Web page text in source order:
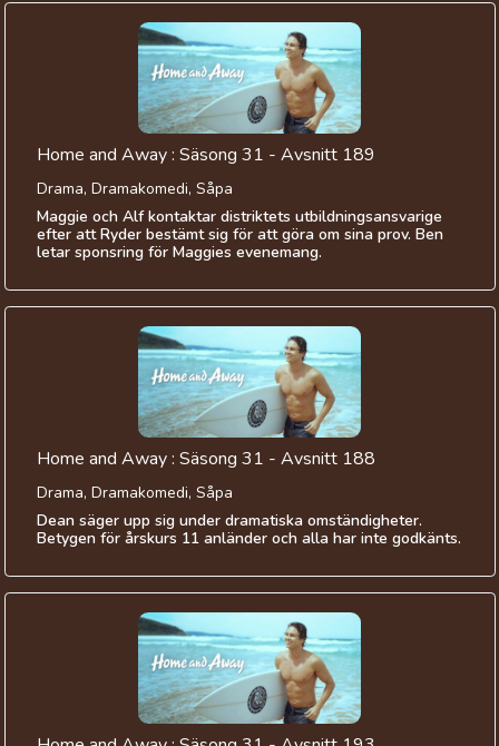
Home and Away : Säsong 31 - Avsnitt 189
Drama, Dramakomedi, Såpa
Maggie och Alf kontaktar distriktets utbildningsansvarige
efter att Ryder bestämt sig för att göra om sina prov. Ben
letar sponsring för Maggies evenemang.
Home and Away : Säsong 31 - Avsnitt 188
Drama, Dramakomedi, Såpa
Dean säger upp sig under dramatiska omständigheter.
Betygen för årskurs 11 anländer och alla har inte godkänts.